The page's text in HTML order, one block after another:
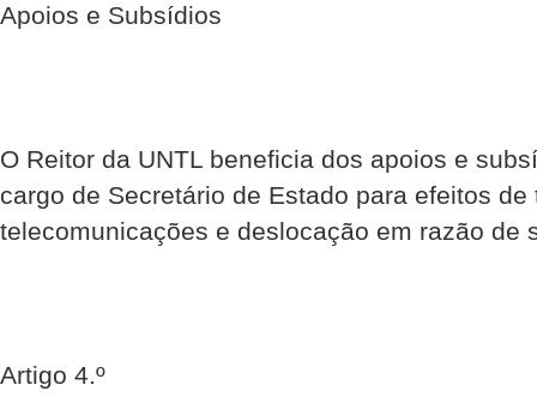
Apoios e Subsídios
O Reitor da UNTL beneficia dos apoios e
cargo de Secretário de Estado para efeitos de
telecomunicações e deslocação em razão de
Artigo 4.º